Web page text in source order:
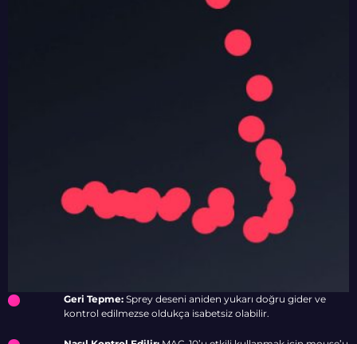
Geri Tepme: Sprey deseni aniden yukarı doğru gider ve
kontrol edilmezse oldukça isabetsiz olabilir.